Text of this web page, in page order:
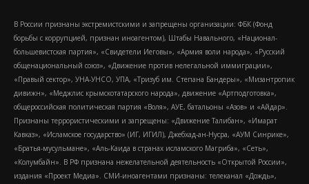
В России признаны экстремистскими и запрещены организации: ФБК (Фонд
борьбы с коррупцией, признан иноагентом), Штабы Навального, «Национал-
большевистская партия», «Свидетели Иеговы», «Армия воли народа», «Русский
общенациональный союз», «Движение против нелегальной иммиграции»,
«Правый сектор», УНА-УНСО, УПА, «Тризуб им. Степана Бандеры», «Мизантропик
дивижн», «Меджлис крымскотатарского народа», движение «Артподготовка»,
общероссийская политическая партия «Воля», АУЕ, батальоны «Азов» и «Айдар».
Признаны террористическими и запрещены: «Движение Талибан», «Имарат
Кавказ», «Исламское государство» (ИГ, ИГИЛ), Джебхад-ан-Нусра, «АУМ Синрике»,
«Братья-мусульмане», «Аль-Каида в странах исламского Магриба», «Сеть»,
«Колумбайн». В РФ признана нежелательной деятельность «Открытой России»,
издания «Проект Медиа». СМИ-иноагентами признаны: телеканал «Дождь»,